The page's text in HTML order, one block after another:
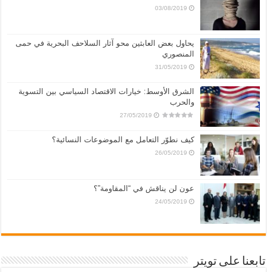
03/08/2019
يحاول بعض العابثين محو آثار السلاحف البحرية في حمى
المنصوري
31/05/2019
الشرق الأوسط: خيارات الاقتصاد السياسي بين التسوية
والحرب
27/05/2019
كيف نطوّر التعامل مع الموضوعات النسائية؟
26/05/2019
عون لن يناقش في “المقاومة”؟
24/05/2019
تابعنا على تويتر